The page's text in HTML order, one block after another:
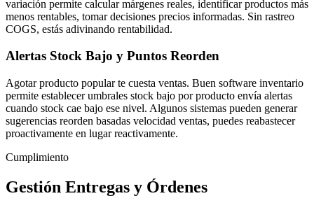
variación permite calcular márgenes reales, identificar productos más
menos rentables, tomar decisiones precios informadas. Sin rastreo
COGS, estás adivinando rentabilidad.
Alertas Stock Bajo y Puntos Reorden
Agotar producto popular te cuesta ventas. Buen software inventario
permite establecer umbrales stock bajo por producto envía alertas
cuando stock cae bajo ese nivel. Algunos sistemas pueden generar
sugerencias reorden basadas velocidad ventas, puedes reabastecer
proactivamente en lugar reactivamente.
Cumplimiento
Gestión Entregas y Órdenes